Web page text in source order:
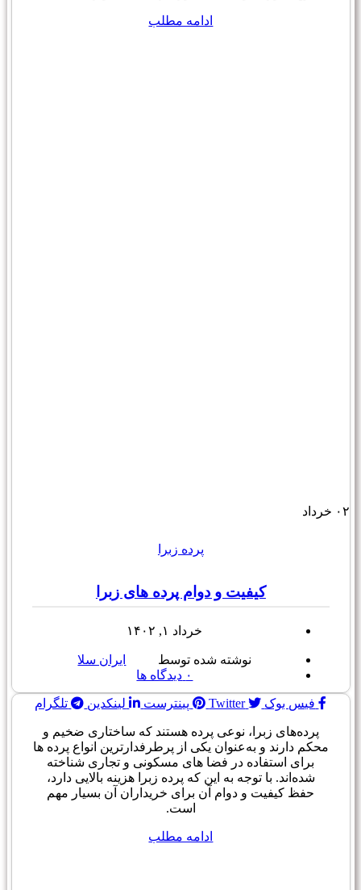
ادامه مطلب
۰۲ خرداد
پرده زبرا
کیفیت و دوام پرده های زبرا
خرداد ۱, ۱۴۰۲
نوشته شده توسط
ایران سلا
۰ دیدگاه ها
فیس بوک Twitter پینترست لینکدین تلگرام
پرده‌های زبرا، نوعی پرده هستند که ساختاری ضخیم و
محکم دارند و به‌عنوان یکی از پرطرفدارترین انواع پرده ها
برای استفاده در فضا های مسکونی و تجاری شناخته
شده‌اند. با توجه به این که پرده زبرا هزینه بالایی دارد،
حفظ کیفیت و دوام آن برای خریداران آن بسیار مهم
است.
ادامه مطلب